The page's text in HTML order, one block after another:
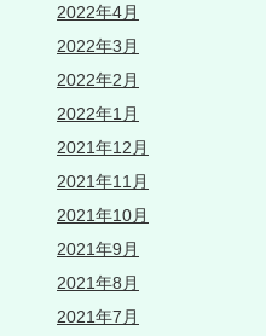
2022年4月
2022年3月
2022年2月
2022年1月
2021年12月
2021年11月
2021年10月
2021年9月
2021年8月
2021年7月